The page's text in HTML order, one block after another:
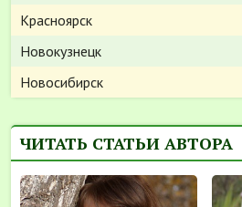
Красноярск
Новокузнецк
Новосибирск
ЧИТАТЬ СТАТЬИ АВТОРА